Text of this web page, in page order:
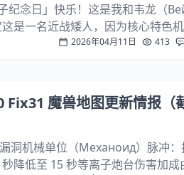
纪念日」快乐！这是我和韦龙（
是一名近战矮人，因为核心特色机
思Q近战攻击，向左右各 45° 分
2026年04月11日 413
Fix31 魔兽地图更新情报（
洞机械单位（Механоид）脉冲：
降低至 15 秒等离子炮台伤害加成